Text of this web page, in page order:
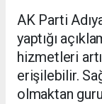
AK Parti
yaptığı
hizmetleri
erişilebilir.
olmaktan